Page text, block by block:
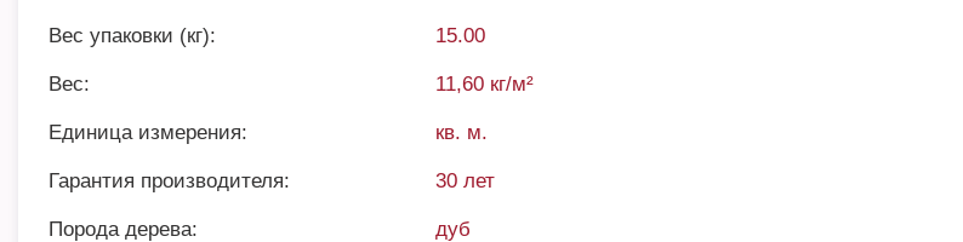
Вес упаковки (кг): 15.00
Вес: 11,60 кг/м²
Единица измерения: кв. м.
Гарантия производителя: 30 лет
Порода дерева: дуб